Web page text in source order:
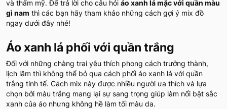
và thẩm mỹ. Để trả lời cho câu hỏi áo xanh lá mặc với quần màu
gì nam thì các bạn hãy tham khảo những cách gợi ý mix đồ
ngay dưới đây nhé!
Áo xanh lá phối với quần trắng
Đối với những chàng trai yêu thích phong cách trưởng thành,
lịch lãm thì không thể bỏ qua cách phối áo xanh lá với quần
trắng tinh tế. Cách mix này được nhiều người ưa thích và lựa
chọn bởi màu trắng mang lại sự sang trọng giúp làm nổi bật sắc
xanh của áo nhưng không hề làm tối màu da.